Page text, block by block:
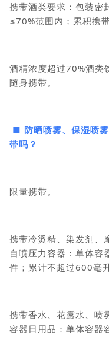
携带酒类要求：包装密
≤70%范围内；累积携
酒精浓度超过70%酒类
随身携带。
■ 防晒喷雾、保湿喷
带吗？
限量携带。
携带冷烫精、染发剂、
自喷压力容器：单体容
件；累计不超过600毫升
携带香水、花露水、喷
容器日用品：单体容器